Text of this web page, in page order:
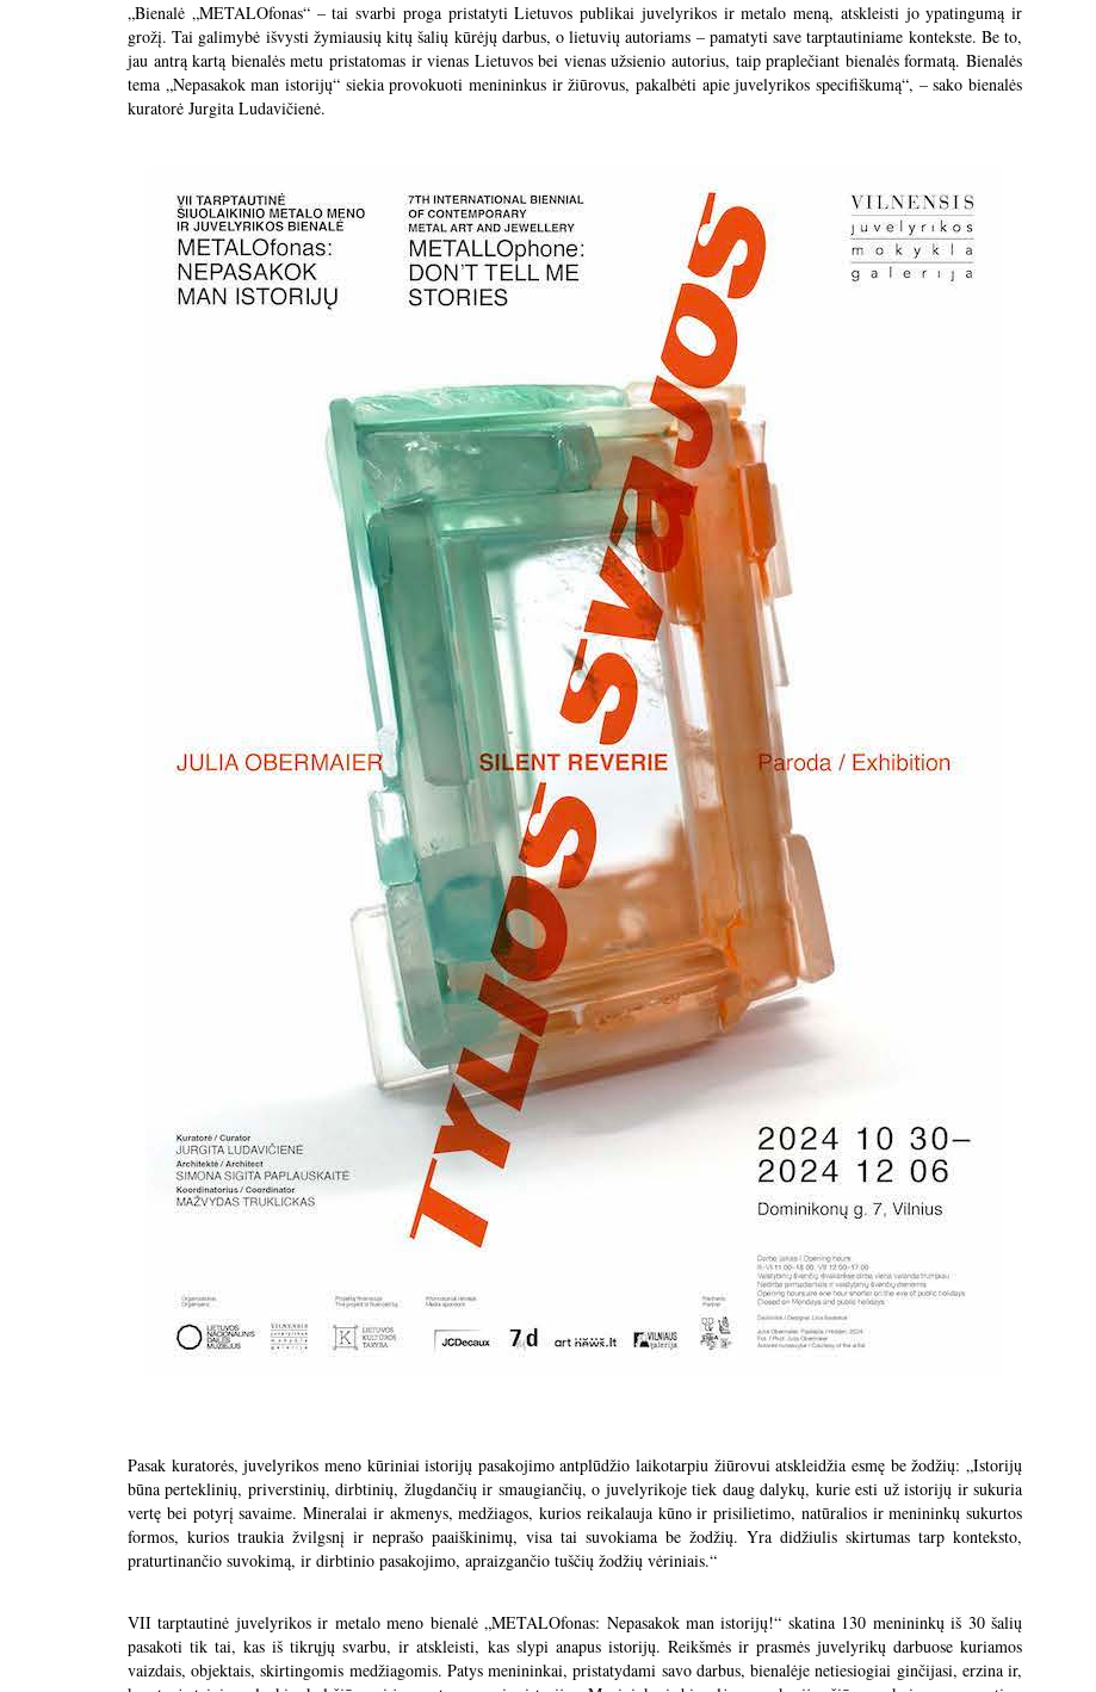
„Bienalė „METALOfonas“ – tai svarbi proga pristatyti Lietuvos publikai juvelyrikos ir metalo meną, atskleisti jo ypatingumą ir
grožį. Tai galimybė išvysti žymiausių kitų šalių kūrėjų darbus, o lietuvių autoriams – pamatyti save tarptautiniame kontekste. Be to,
jau antrą kartą bienalės metu pristatomas ir vienas Lietuvos bei vienas užsienio autorius, taip praplečiant bienalės formatą. Bienalės
tema „Nepasakok man istorijų“ siekia provokuoti menininkus ir žiūrovus, pakalbėti apie juvelyrikos specifiškumą“, – sako bienalės
kuratorė Jurgita Ludavičienė.
Pasak kuratorės, juvelyrikos meno kūriniai istorijų pasakojimo antplūdžio laikotarpiu žiūrovui atskleidžia esmę be žodžių: „Istorijų
būna perteklinių, priverstinių, dirbtinių, žlugdančių ir smaugiančių, o juvelyrikoje tiek daug dalykų, kurie esti už istorijų ir sukuria
vertę bei potyrį savaime. Mineralai ir akmenys, medžiagos, kurios reikalauja kūno ir prisilietimo, natūralios ir menininkų sukurtos
formos, kurios traukia žvilgsnį ir neprašo paaiškinimų, visa tai suvokiama be žodžių. Yra didžiulis skirtumas tarp konteksto,
praturtinančio suvokimą, ir dirbtinio pasakojimo, apraizgančio tuščių žodžių vėriniais.“
VII tarptautinė juvelyrikos ir metalo meno bienalė „METALOfonas: Nepasakok man istorijų!“ skatina 130 menininkų iš 30 šalių
pasakoti tik tai, kas iš tikrųjų svarbu, ir atskleisti, kas slypi anapus istorijų. Reikšmės ir prasmės juvelyrikų darbuose kuriamos
vaizdais, objektais, skirtingomis medžiagomis. Patys menininkai, pristatydami savo darbus, bienalėje netiesiogiai ginčijasi, erzina ir,